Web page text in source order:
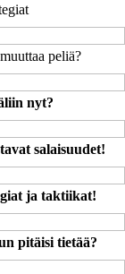
peliä?
nyt?
salaisuudet!
ja taktiikat!
pitäisi tietää?